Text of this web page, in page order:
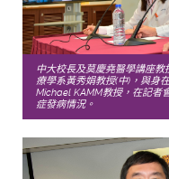
中大校長及莫慶堯醫學講座
療學系黃秀娟教授(中)，與身
Michael KAMM教授，在記者
症發病情況。